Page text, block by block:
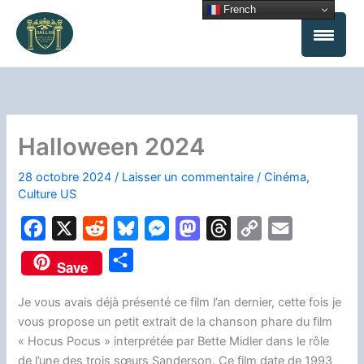
contenu
Halloween 2024
28 octobre 2024/ Laisser un commentaire /Cinéma,
Culture US
a
c
e
b
o
e
d
d
i
t
e
s
k
M
s
e
n
M
t
o
d
e
a
d
C
y
L
i
l
Save
r
a
Je vous avais déjà présenté ce film l’an dernier, cette fois je
vous propose un petit extrait de la chanson phare du film
« Hocus Pocus » interprétée par Bette Midler dans le rôle
de l’une des trois sœurs Sanderson. Ce film date de 1993
French